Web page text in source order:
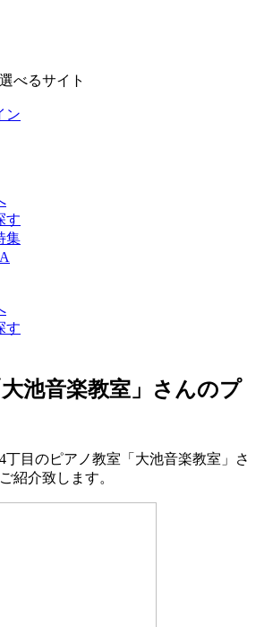
べるサイト
ン
す
集
す
池音楽教室」さんのプ
丁目のピアノ教室「大池音楽教室」さ
紹介致します。